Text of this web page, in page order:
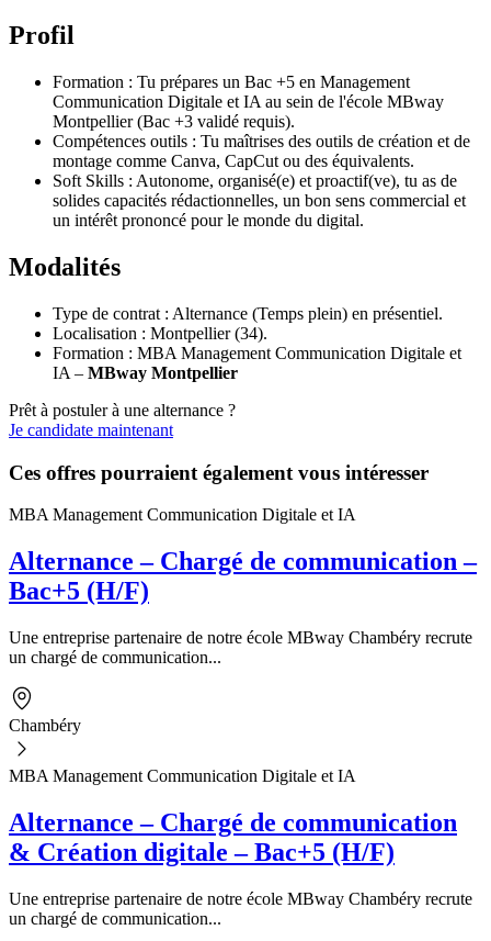
Profil
Formation : Tu prépares un Bac +5 en Management
Communication Digitale et IA au sein de l'école MBway
Montpellier (Bac +3 validé requis).
Compétences outils : Tu maîtrises des outils de création et de
montage comme Canva, CapCut ou des équivalents.
Soft Skills : Autonome, organisé(e) et proactif(ve), tu as de
solides capacités rédactionnelles, un bon sens commercial et
un intérêt prononcé pour le monde du digital.
Modalités
Type de contrat : Alternance (Temps plein) en présentiel.
Localisation : Montpellier (34).
Formation : MBA Management Communication Digitale et
IA – MBway Montpellier
Prêt à postuler à une alternance ?
Je candidate maintenant
Ces offres pourraient également vous intéresser
MBA Management Communication Digitale et IA
Alternance – Chargé de communication –
Bac+5 (H/F)
Une entreprise partenaire de notre école MBway Chambéry recrute
un chargé de communication...
Chambéry
MBA Management Communication Digitale et IA
Alternance – Chargé de communication
& Création digitale – Bac+5 (H/F)
Une entreprise partenaire de notre école MBway Chambéry recrute
un chargé de communication...